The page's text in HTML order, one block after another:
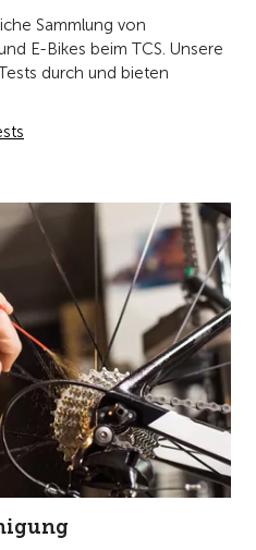
Sammlung von
E-Bikes beim TCS. Unsere
durch und bieten